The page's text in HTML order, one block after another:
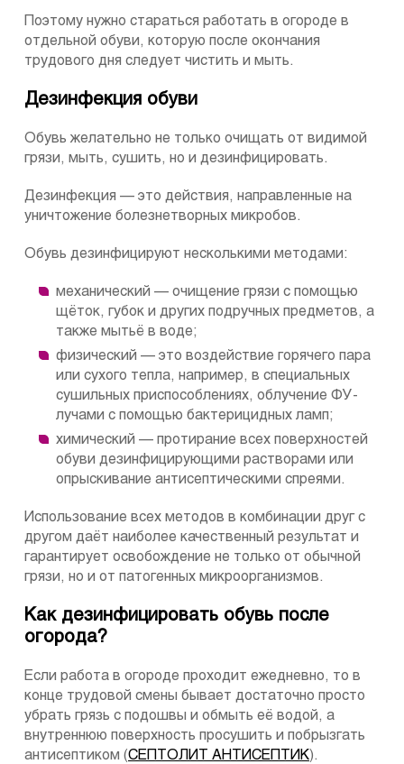
Поэтому нужно стараться работать в огороде в
отдельной обуви, которую после окончания
трудового дня следует чистить и мыть.
Дезинфекция обуви
Обувь желательно не только очищать от видимой
грязи, мыть, сушить, но и дезинфицировать.
Дезинфекция — это действия, направленные на
уничтожение болезнетворных микробов.
Обувь дезинфицируют несколькими методами:
механический — очищение грязи с помощью
щёток, губок и других подручных предметов, а
также мытьё в воде;
физический — это воздействие горячего пара
или сухого тепла, например, в специальных
сушильных приспособлениях, облучение ФУ-
лучами с помощью бактерицидных ламп;
химический — протирание всех поверхностей
обуви дезинфицирующими растворами или
опрыскивание антисептическими спреями.
Использование всех методов в комбинации друг с
другом даёт наиболее качественный результат и
гарантирует освобождение не только от обычной
грязи, но и от патогенных микроорганизмов.
Как дезинфицировать обувь после
огорода?
Если работа в огороде проходит ежедневно, то в
конце трудовой смены бывает достаточно просто
убрать грязь с подошвы и обмыть её водой, а
внутреннюю поверхность просушить и побрызгать
антисептиком (СЕПТОЛИТ АНТИСЕПТИК).